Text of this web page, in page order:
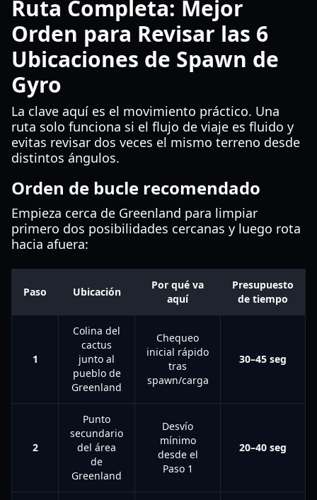
Ruta Completa: Mejor
Orden para Revisar las 6
Ubicaciones de Spawn de
Gyro
La clave aquí es el movimiento práctico. Una
ruta solo funciona si el flujo de viaje es fluido y
evitas revisar dos veces el mismo terreno desde
distintos ángulos.
Orden de bucle recomendado
Empieza cerca de Greenland para limpiar
primero dos posibilidades cercanas y luego rota
hacia afuera:
Paso Ubicación
Por qué va
aquí
Presupuesto
de tiempo
1
Colina del
cactus
junto al
pueblo de
Greenland
Chequeo
inicial rápido
tras
spawn/carga
30–45 seg
2
Punto
secundario
del área
de
Greenland
Desvío
mínimo
desde el
Paso 1
20–40 seg